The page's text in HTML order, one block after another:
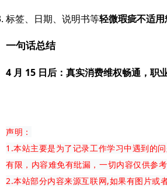
标签、日期、说明书等轻微瑕疵不适
一句话总结
4 月 15 日后：真实消费维权畅通，职
声明：
1.本站主要是为了记录工作学习中遇到的
有限，内容难免有纰漏，一切内容仅供参考
2.本站部分内容来源互联网,如果有图片或